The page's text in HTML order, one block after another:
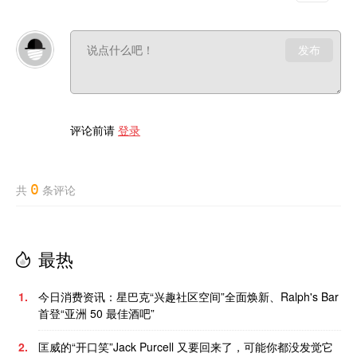
发布
评论前请 登录
共 0 条评论
最热
1.
今日消费资讯：星巴克“兴趣社区空间”全面焕新、Ralph's Bar
首登“亚洲 50 最佳酒吧”
2.
匡威的“开口笑”Jack Purcell 又要回来了，可能你都没发觉它